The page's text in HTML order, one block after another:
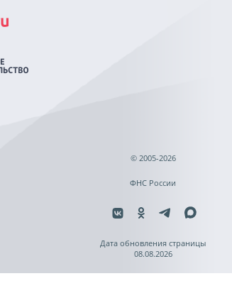
© 2005-2026
ФНС России
Дата обновления страницы
08.08.2026